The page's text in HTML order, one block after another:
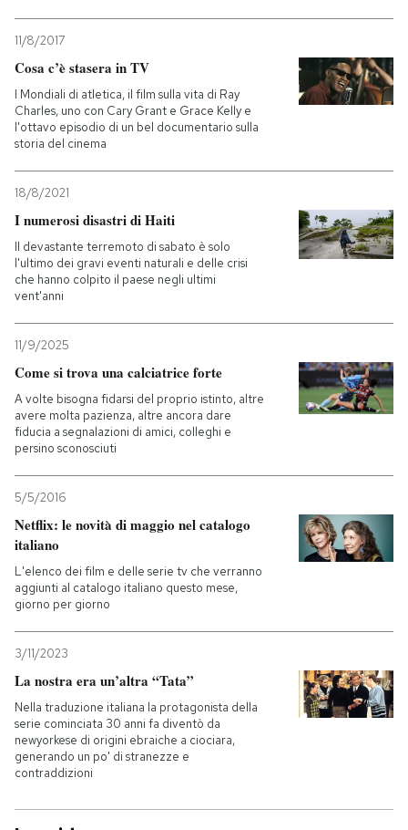
11/8/2017
Cosa c’è stasera in TV
I Mondiali di atletica, il film sulla vita di Ray
Charles, uno con Cary Grant e Grace Kelly e
l'ottavo episodio di un bel documentario sulla
storia del cinema
18/8/2021
I numerosi disastri di Haiti
Il devastante terremoto di sabato è solo
l'ultimo dei gravi eventi naturali e delle crisi
che hanno colpito il paese negli ultimi
vent'anni
11/9/2025
Come si trova una calciatrice forte
A volte bisogna fidarsi del proprio istinto, altre
avere molta pazienza, altre ancora dare
fiducia a segnalazioni di amici, colleghi e
persino sconosciuti
5/5/2016
Netflix: le novità di maggio nel catalogo
italiano
L'elenco dei film e delle serie tv che verranno
aggiunti al catalogo italiano questo mese,
giorno per giorno
3/11/2023
La nostra era un’altra “Tata”
Nella traduzione italiana la protagonista della
serie cominciata 30 anni fa diventò da
newyorkese di origini ebraiche a ciociara,
generando un po' di stranezze e
contraddizioni